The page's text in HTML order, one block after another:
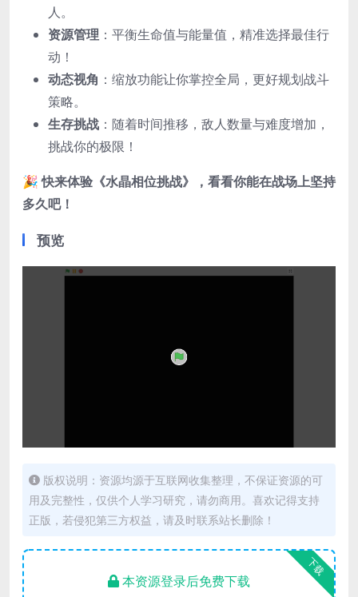
人。
资源管理 ：平衡生命值与能量值，精准选择最佳行
动！
动态视角 ：缩放功能让你掌控全局，更好规划战斗
策略。
生存挑战 ：随着时间推移，敌人数量与难度增加，
挑战你的极限！
🎉快来体验《水晶相位挑战》，看看你能在战场上坚持
多久吧！
预览
版权说明：资源均源于互联网收集整理，不保证资源的可
用及完整性，仅供个人学习研究，请勿商用。喜欢记得支持
正版，若侵犯第三方权益，请及时联系站长删除！
下载
本资源登录后免费下载